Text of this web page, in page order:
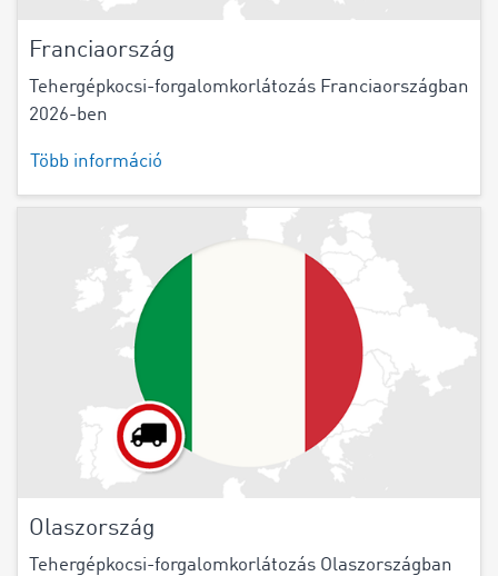
Franciaország
Tehergépkocsi-forgalomkorlátozás Franciaországban
2026-ben
Több információ
Olaszország
Tehergépkocsi-forgalomkorlátozás Olaszországban